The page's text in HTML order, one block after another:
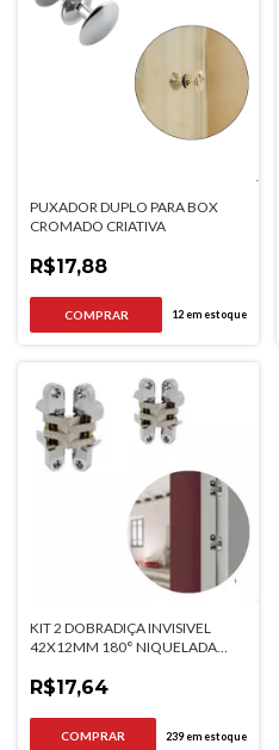
PUXADOR DUPLO PARA BOX
CROMADO CRIATIVA
R$17,88
12em estoque
KIT 2 DOBRADIÇA INVISIVEL
42X12MM 180° NIQUELADA
R$17,64
239em estoque